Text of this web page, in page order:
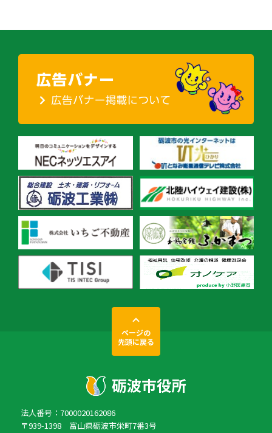
ページの
先頭に戻る
法人番号：7000020162086
〒939-1398 富山県砺波市栄町7番3号